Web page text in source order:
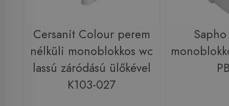
Cersanit Colour perem
nélküli monoblokkos wc
lassú záródású ülőkével
K103-027
Sapho